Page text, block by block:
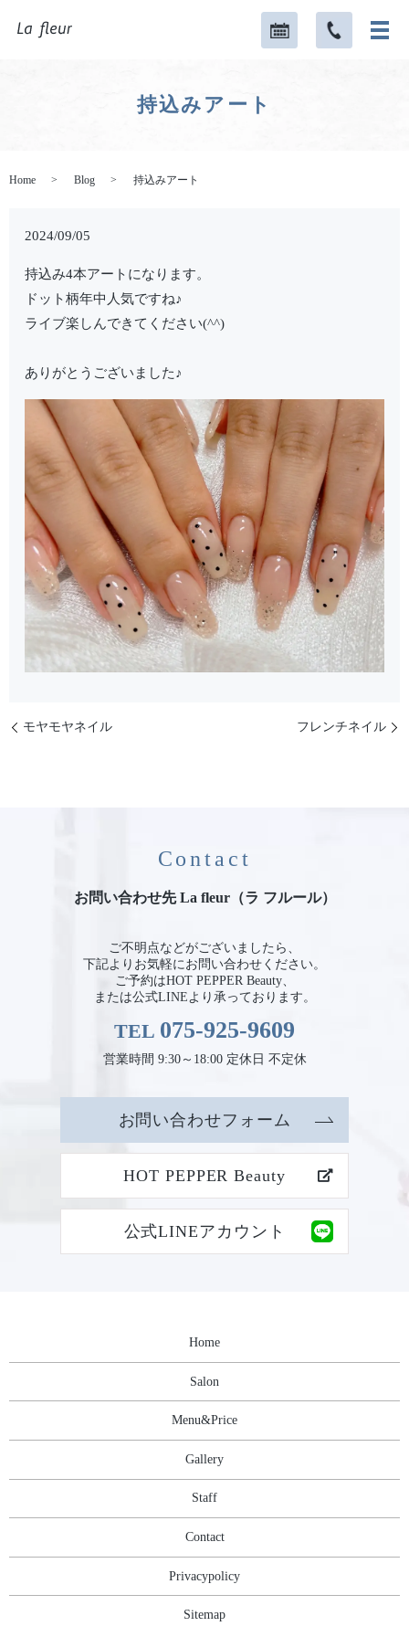
持込みアート
Home Blog 持込みアート
2024/09/05
持込み4本アートになります。
ドット柄年中人気ですね♪
ライブ楽しんできてください(^^)
ありがとうございました♪
モヤモヤネイル フレンチネイル
Contact
お問い合わせ先 La fleur（ラ フルール）
ご不明点などがございましたら、
下記よりお気軽にお問い合わせください。
ご予約はHOT PEPPER Beauty、
または公式LINEより承っております。
TEL 075-925-9609
営業時間 9:30～18:00 定休日 不定休
お問い合わせフォーム
HOT PEPPER Beauty
公式LINEアカウント
Home
Salon
Menu&Price
Gallery
Staff
Contact
Privacypolicy
Sitemap